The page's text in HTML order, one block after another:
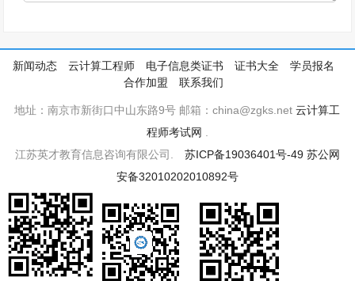
新闻动态 云计算工程师 电子信息类证书 证书大全
学员报名
合作加盟
联系我们
地址：南京市新街口中山东路9号 邮箱：china@zgks.net云计算工
程师考试网
江苏英才教育信息咨询有限公司. 苏ICP备19036401号-49 苏公网
安备32010202010892号